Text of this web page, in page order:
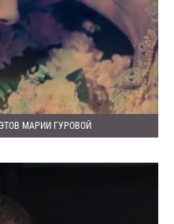
МАРИИ ГУРОВОЙ